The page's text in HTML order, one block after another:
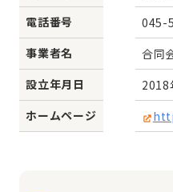
電話番号
045-
事業者名
合同
設立年月日
2018
ホームページ